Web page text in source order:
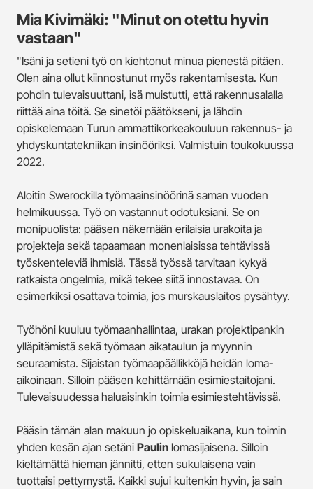
Mia Kivimäki: "Minut on otettu hyvin
vastaan"
"Isäni ja setieni työ on kiehtonut minua pienestä pitäen.
Olen aina ollut kiinnostunut myös rakentamisesta. Kun
pohdin tulevaisuuttani, isä muistutti, että rakennusalalla
riittää aina töitä. Se sinetöi päätökseni, ja lähdin
opiskelemaan Turun ammattikorkeakouluun rakennus- ja
yhdyskuntatekniikan insinööriksi. Valmistuin toukokuussa
2022.
Aloitin Swerockilla työmaainsinöörinä saman vuoden
helmikuussa. Työ on vastannut odotuksiani. Se on
monipuolista: pääsen näkemään erilaisia urakoita ja
projekteja sekä tapaamaan monenlaisissa tehtävissä
työskenteleviä ihmisiä. Tässä työssä tarvitaan kykyä
ratkaista ongelmia, mikä tekee siitä innostavaa. On
esimerkiksi osattava toimia, jos murskauslaitos pysähtyy.
Työhöni kuuluu työmaanhallintaa, urakan projektipankin
ylläpitämistä sekä työmaan aikataulun ja myynnin
seuraamista. Sijaistan työmaapäällikköjä heidän loma-
aikoinaan. Silloin pääsen kehittämään esimiestaitojani.
Tulevaisuudessa haluaisinkin toimia esimiestehtävissä.
Pääsin tämän alan makuun jo opiskeluaikana, kun toimin
yhden kesän ajan setäni Paulin lomasijaisena. Silloin
kieltämättä hieman jännitti, etten sukulaisena vain
tuottaisi pettymystä. Kaikki sujui kuitenkin hyvin, ja sain